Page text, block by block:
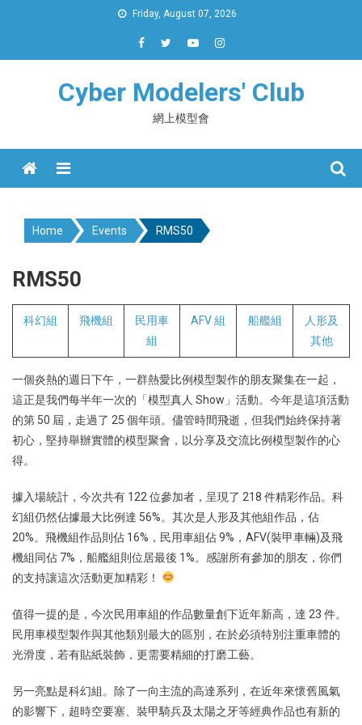
Friday, August 07, 2026
Cyber Modelers' Club
網上模型會
Menu
Home Events RMS50
RMS50
科幻組 飛機組
民用車
組
AFV組 船艦組
人形及
其他
一個炎熱的週日下午，一群熱愛比例模型製作的朋友聚集在一起，
這正是我們每半年一次的「模型真人 Show」活動。今年是這項活動
的第 50 屆，走過了 25 個年頭。儘管時間飛逝，但我們始終保持著
初心，堅持舉辦實體的模型聚會，以分享及交流比例模型製作的心
得。
據入場統計，今次共有 122 位參加者，呈現了 218 件精彩作品。科
幻組仍然佔據最大比例達 56%。其次是人形及其他組作品，佔
20%。飛機組作品則佔 16%，民用車組佔 9%，AFV(裝甲車輛)及飛
機組同佔 7%，船艦組則位居最後 1%。感謝所有參加的朋友，你們
的支持讓這次活動更加精彩！
值得一提的是，今次民用車組的作品數量創下近年新高，達 23 件。
民用車模型製作與其他類別最大的區別，在於必須特別注重車體的
光滑度，若有貼紙裝飾，更需要精細的打磨工藝。
另一亮點是科幻組。除了一向主流的高達系列，在近年來懷舊風氣
的影響下，超時空要塞、裝甲騎兵及太陽之牙等經典作品也有新的